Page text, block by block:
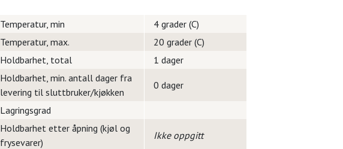
Temperatur, min
4 grader (C)
Temperatur, max.
20 grader (C)
Holdbarhet, total
1 dager
Holdbarhet, min. antall dager fra
levering til sluttbruker/kjøkken
0 dager
Lagringsgrad
Holdbarhet etter åpning (kjøl og
frysevarer)
Ikke oppgitt